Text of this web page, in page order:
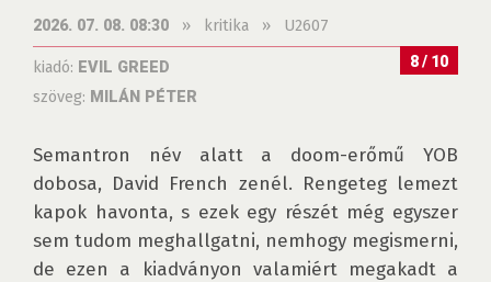
2026. 07. 08. 08:30 » kritika » U2607
8 / 10
kiadó: EVIL GREED
szöveg: MILÁN PÉTER
Semantron név alatt a doom-erőmű YOB
dobosa, David French zenél. Rengeteg lemezt
kapok havonta, s ezek egy részét még egyszer
sem tudom meghallgatni, nemhogy megismerni,
de ezen a kiadványon valamiért megakadt a